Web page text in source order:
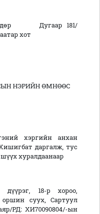
өдөр Дугаар 181/
хот
ӨМНӨӨС
хэргийн анхан
даргалж, тус
хуралдаанаар
дүүрэг, 18-р хороо,
суух, Сартуул
РД: ХИ70090804/-ын